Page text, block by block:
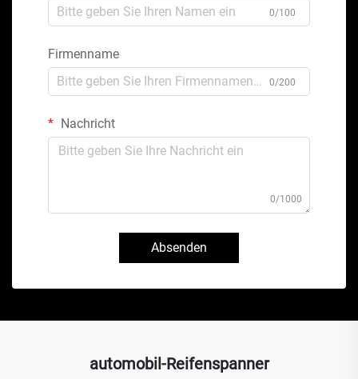
0/100
Firmenname
0/200
Nachricht
0/1000
Absenden
automobil-Reifenspanner